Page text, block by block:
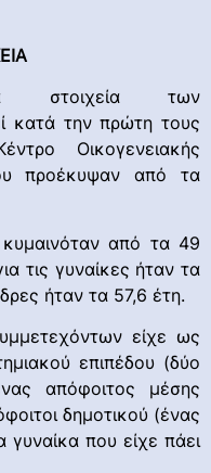
στοιχεία των
κατά την πρώτη τους
Οικογενειακής
προέκυψαν από τα
από τα 49
τις γυναίκες ήταν τα
ήταν τα 57,6 έτη.
είχε ως
επιπέδου (δύο
απόφοιτος μέσης
δημοτικού (ένας
γυναίκα που είχε πάει